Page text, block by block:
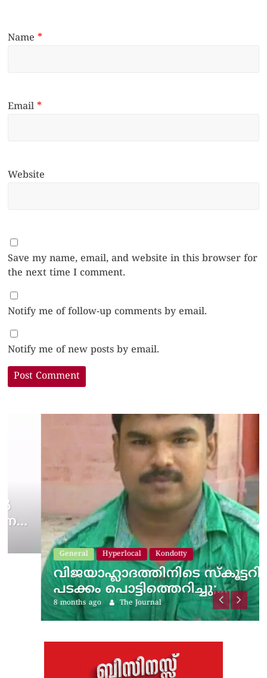
Name*
Email*
Website
Save my name, email, and website in this browser for
the next time I comment.
Notify me of follow-up comments by email.
Notify me of new posts by email.
General Hyperlocal Kondotty
വിജയാഹ്ലാദത്തിനിടെ സ്കൂട്ടറിലെ
പടക്കം പൊട്ടിത്തെറിച്ചു;…
8 months ago The Journal